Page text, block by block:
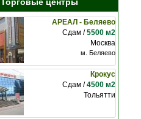
АРЕАЛ - Беляево
Сдам /5500 м2
Москва
м. Беляево
Крокус
Сдам /4500 м2
Тольятти